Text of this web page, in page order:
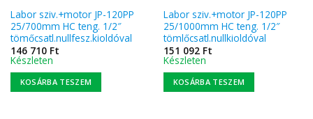
Labor sziv.+motor JP-120PP
25/700mm HC teng. 1/2″
tömőcsatl.nullfesz.kioldóval
146 710 Ft
Készleten
KOSÁRBA TESZEM
Labor sziv.+motor JP-120PP
25/1000mm HC teng. 1/2″
tömlőcsatl.nullkioldóval
151 092 Ft
Készleten
KOSÁRBA TESZEM